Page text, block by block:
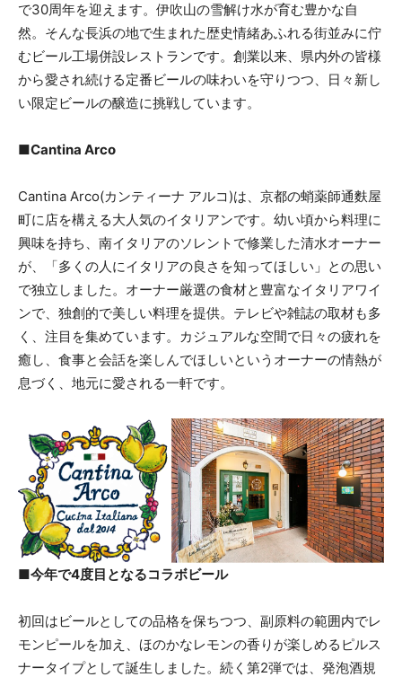
で30周年を迎えます。伊吹山の雪解け水が育む豊かな自
然。そんな長浜の地で生まれた歴史情緒あふれる街並みに佇
むビール工場併設レストランです。創業以来、県内外の皆様
から愛され続ける定番ビールの味わいを守りつつ、日々新し
い限定ビールの醸造に挑戦しています。
■Cantina Arco
Cantina Arco(カンティーナ アルコ)は、京都の蛸薬師通麩屋
町に店を構える大人気のイタリアンです。幼い頃から料理に
興味を持ち、南イタリアのソレントで修業した清水オーナー
が、「多くの人にイタリアの良さを知ってほしい」との思い
で独立しました。オーナー厳選の食材と豊富なイタリアワイ
ンで、独創的で美しい料理を提供。テレビや雑誌の取材も多
く、注目を集めています。カジュアルな空間で日々の疲れを
癒し、食事と会話を楽しんでほしいというオーナーの情熱が
息づく、地元に愛される一軒です。
■今年で4度目となるコラボビール
初回はビールとしての品格を保ちつつ、副原料の範囲内でレ
モンピールを加え、ほのかなレモンの香りが楽しめるピルス
ナータイプとして誕生しました。続く第2弾では、発泡酒規